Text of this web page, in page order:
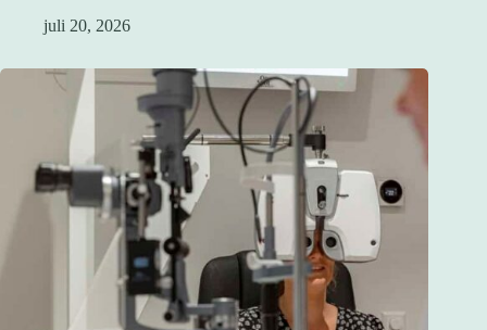
juli 20, 2026